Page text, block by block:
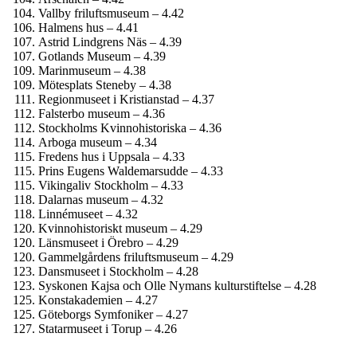
Vallby friluftsmuseum – 4.42
Halmens hus – 4.41
Astrid Lindgrens Näs – 4.39
Gotlands Museum – 4.39
Marinmuseum – 4.38
Mötesplats Steneby – 4.38
Regionmuseet i Kristianstad – 4.37
Falsterbo museum – 4.36
Stockholms Kvinnohistoriska – 4.36
Arboga museum – 4.34
Fredens hus i Uppsala – 4.33
Prins Eugens Waldemarsudde – 4.33
Vikingaliv Stockholm – 4.33
Dalarnas museum – 4.32
Linnémuseet – 4.32
Kvinnohistoriskt museum – 4.29
Länsmuseet i Örebro – 4.29
Gammelgårdens friluftsmuseum – 4.29
Dansmuseet i Stockholm – 4.28
Syskonen Kajsa och Olle Nymans kulturstiftelse – 4.28
Konst­akademien – 4.27
Göteborgs Symfoniker – 4.27
Statarmuseet i Torup – 4.26